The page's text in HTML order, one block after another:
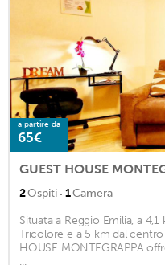
a partire da
65€
GUEST HOUSE
2Ospiti · 1Camera
Situata a Reggio Emilia, a
Tricolore e a 5 km dal
HOUSE MONTEGRAPPA
...